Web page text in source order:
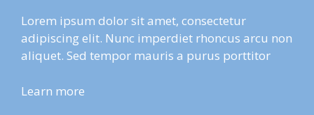
Lorem ipsum dolor sit amet, consectetur
adipiscing elit. Nunc imperdiet rhoncus arcu non
aliquet. Sed tempor mauris a purus porttitor
Learn more